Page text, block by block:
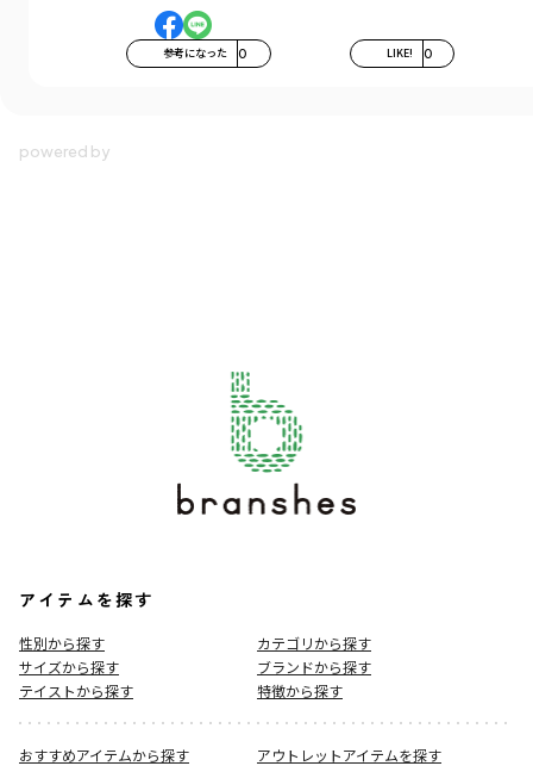
参考になった 0 LIKE! 0
アイテムを探す
性別から探す
カテゴリから探す
サイズから探す
ブランドから探す
テイストから探す
特徴から探す
おすすめアイテムから探す
アウトレットアイテムを探す